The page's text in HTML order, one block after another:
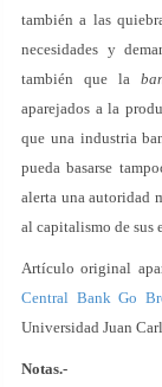
también a las
necesidades y
también que la
aparejados a la
que una industria
pueda basarse
alerta una autoridad
al capitalismo de sus
Artículo original
Central Bank Go
Universidad Juan
Notas.-